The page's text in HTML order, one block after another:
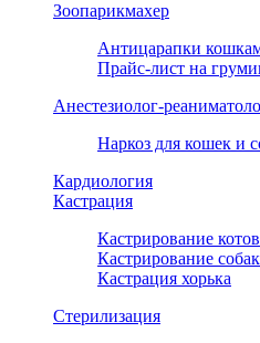
Зоопарикмахер
Антицарапки
Прайс-лист на
Анестезиолог-
Наркоз для кошек и
Кардиология
Кастрация
Кастрирование котов
Кастрирование
Кастрация хорька
Стерилизация